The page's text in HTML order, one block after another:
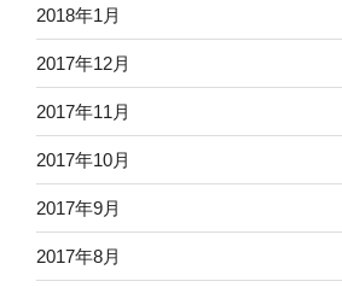
2018年1月
2017年12月
2017年11月
2017年10月
2017年9月
2017年8月